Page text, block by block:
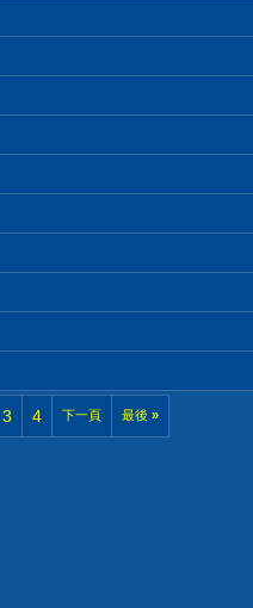
3 4 下一頁 最後 »